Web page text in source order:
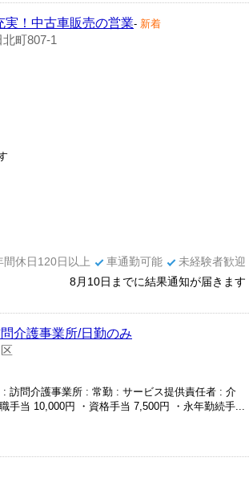
実！中古車販売の営業- 新着
町807-1
間休日120日以上 車通勤可能
未経験者歓迎
8月10日までに結果通知が届きます
介護事業所/日勤のみ
訪問介護事業所 : 常勤 : サービス提供責任者 : 介
手当 10,000円 ・資格手当 7,500円 ・永年勤続手...